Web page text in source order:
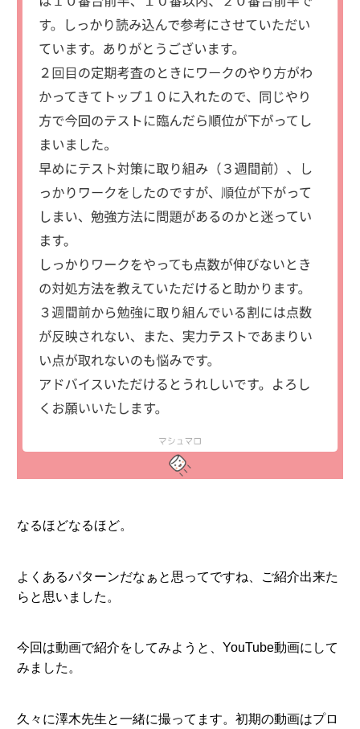
なるほどなるほど。
よくあるパターンだなぁと思ってですね、ご紹介出来た
らと思いました。
今回は動画で紹介をしてみようと、YouTube動画にして
みました。
久々に澤木先生と一緒に撮ってます。初期の動画はプロ